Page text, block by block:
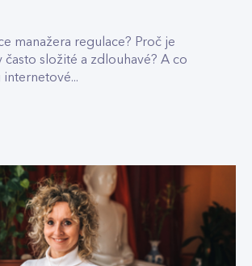
manažera regulace? Proč je
často složité a zdlouhavé? A co